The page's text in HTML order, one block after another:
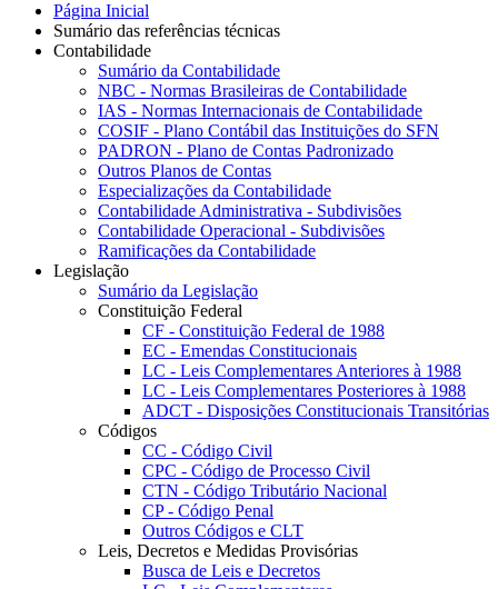
Página Inicial
Sumário das referências técnicas
Contabilidade
Sumário da Contabilidade
NBC - Normas Brasileiras de Contabilidade
IAS - Normas Internacionais de Contabilidade
COSIF - Plano Contábil das Instituições do SFN
PADRON - Plano de Contas Padronizado
Outros Planos de Contas
Especializações da Contabilidade
Contabilidade Administrativa - Subdivisões
Contabilidade Operacional - Subdivisões
Ramificações da Contabilidade
Legislação
Sumário da Legislação
Constituição Federal
CF - Constituição Federal de 1988
EC - Emendas Constitucionais
LC - Leis Complementares Anteriores à 1988
LC - Leis Complementares Posteriores à 1988
ADCT - Disposições Constitucionais Transitórias
Códigos
CC - Código Civil
CPC - Código de Processo Civil
CTN - Código Tributário Nacional
CP - Código Penal
Outros Códigos e CLT
Leis, Decretos e Medidas Provisórias
Busca de Leis e Decretos